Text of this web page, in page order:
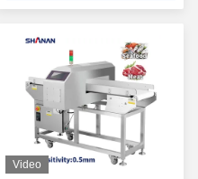
Lebensmittelfabriken
Video